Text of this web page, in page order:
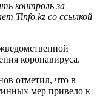
контроль за
Tinfo.kz со ссылкой
коронавируса.
отметил, что в
мер привело к